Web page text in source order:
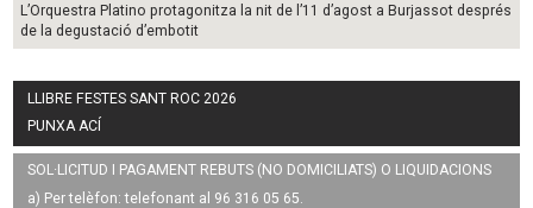
L’Orquestra Platino protagonitza la nit de l’11 d’agost a Burjassot després
de la degustació d’embotit
LLIBRE FESTES SANT ROC 2026
PUNXA ACÍ
SOL·LICITUD I PAGAMENT REBUTS (NO DOMICILIATS) O LIQUIDACIONS
a) Per telèfon: telefonant al 96 316 05 65.